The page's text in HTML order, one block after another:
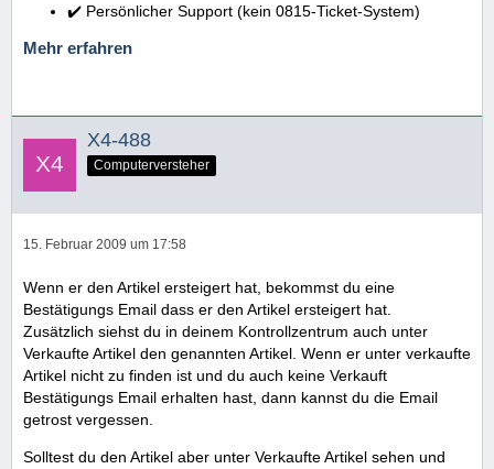
✔️ Persönlicher Support (kein 0815-Ticket-System)
Mehr erfahren
X4-488
Computerversteher
15. Februar 2009 um 17:58
Wenn er den Artikel ersteigert hat, bekommst du eine
Bestätigungs Email dass er den Artikel ersteigert hat.
Zusätzlich siehst du in deinem Kontrollzentrum auch unter
Verkaufte Artikel den genannten Artikel. Wenn er unter verkaufte
Artikel nicht zu finden ist und du auch keine Verkauft
Bestätigungs Email erhalten hast, dann kannst du die Email
getrost vergessen.
Solltest du den Artikel aber unter Verkaufte Artikel sehen und